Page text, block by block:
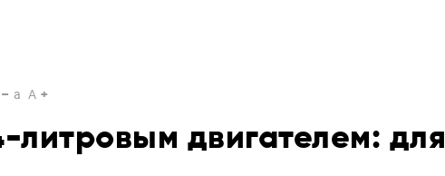
a A
литровым двигателем: для